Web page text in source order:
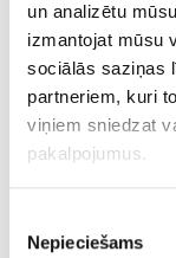
un analizētu
izmantojat mūsu
sociālās saziņas
partneriem, kuri
viņiem sniedzat
pakalpojumus.
izvēle
Nepieciešams